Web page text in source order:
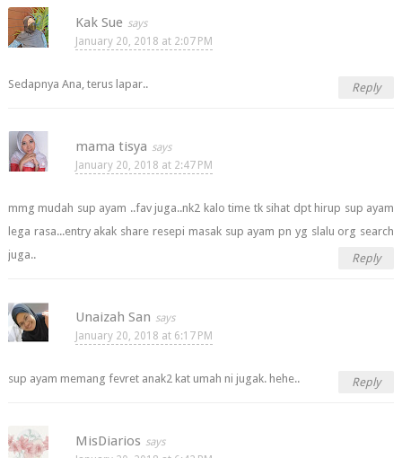
Kak Sue
January 20, 2018 at 2:07 PM
Sedapnya Ana, terus lapar.. Reply
mama tisya
January 20, 2018 at 2:47 PM
mmg mudah sup ayam ..fav juga..nk2 kalo time tk sihat dpt hirup sup ayam
lega rasa...entry akak share resepi masak sup ayam pn yg slalu org search
juga..
Reply
Unaizah San
January 20, 2018 at 6:17 PM
sup ayam memang fevret anak2 kat umah ni jugak. hehe.. Reply
MisDiarios